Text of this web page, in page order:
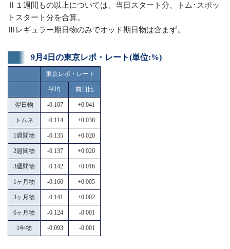
Ⅱ１週間もの以上については、当日スタート分、トム･スポッ
トスタート分を合算。
Ⅲレギュラー期日物のみでオッド期日物は含まず。
9月4日の東京レポ・レート(単位:%)
東京レポ・レート
平均 前日比
翌日物 -0.107 +0.041
トムネ -0.114 +0.038
1週間物 -0.135 +0.020
2週間物 -0.137 +0.020
3週間物 -0.142 +0.016
1ヶ月物 -0.160 +0.005
3ヶ月物 -0.141 +0.002
6ヶ月物 -0.124 -0.001
1年物 -0.093 -0.001